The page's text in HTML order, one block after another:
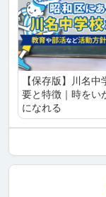
【保存版】川名中
要と特徴｜時をい
になれる